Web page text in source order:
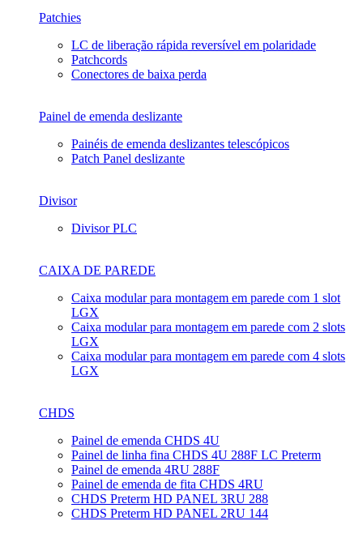
Patchies
LC de liberação rápida reversível em polaridade
Patchcords
Conectores de baixa perda
Painel de emenda deslizante
Painéis de emenda deslizantes telescópicos
Patch Panel deslizante
Divisor
Divisor PLC
CAIXA DE PAREDE
Caixa modular para montagem em parede com 1 slot
LGX
Caixa modular para montagem em parede com 2 slots
LGX
Caixa modular para montagem em parede com 4 slots
LGX
CHDS
Painel de emenda CHDS 4U
Painel de linha fina CHDS 4U 288F LC Preterm
Painel de emenda 4RU 288F
Painel de emenda de fita CHDS 4RU
CHDS Preterm HD PANEL 3RU 288
CHDS Preterm HD PANEL 2RU 144